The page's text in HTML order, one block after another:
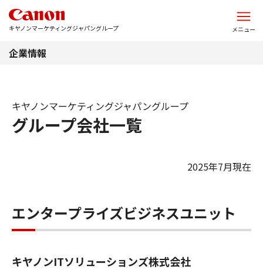
キヤノンマーケティングジャパングループ メニュー
企業情報
グループ会社一覧
キヤノンマーケティングジャパングループ
2025年7月現在
エンタープライズビジネスユニット
キヤノンITソリューションズ株式会社